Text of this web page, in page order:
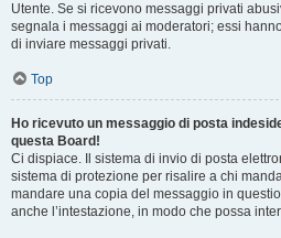
Utente. Se si ricevono messaggi privati
segnala i messaggi ai moderatori; essi
di inviare messaggi privati​​.
Top
Ho ricevuto un messaggio di posta
questa Board!
Ci dispiace. Il sistema di invio di posta
sistema di protezione per risalire a chi
mandare una copia del messaggio in
anche l’intestazione, in modo che possa